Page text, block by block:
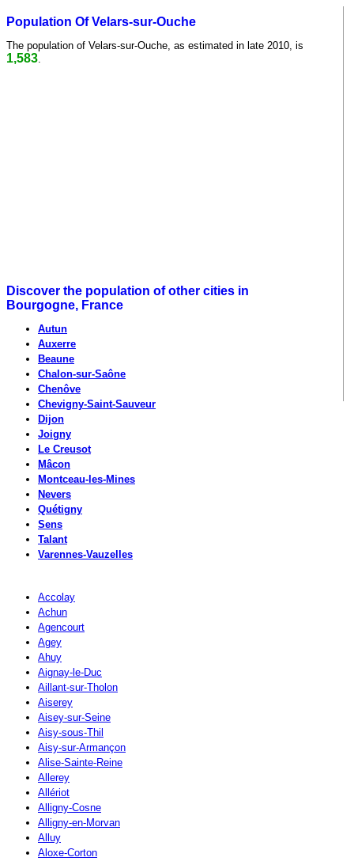
Population Of Velars-sur-Ouche
The population of Velars-sur-Ouche, as estimated in late 2010, is
1,583
Discover the population of other cities in
Bourgogne, France
Autun
Auxerre
Beaune
Chalon-sur-Saône
Chenôve
Chevigny-Saint-Sauveur
Dijon
Joigny
Le Creusot
Mâcon
Montceau-les-Mines
Nevers
Quétigny
Sens
Talant
Varennes-Vauzelles
Accolay
Achun
Agencourt
Agey
Ahuy
Aignay-le-Duc
Aillant-sur-Tholon
Aiserey
Aisey-sur-Seine
Aisy-sous-Thil
Aisy-sur-Armançon
Alise-Sainte-Reine
Allerey
Allériot
Alligny-Cosne
Alligny-en-Morvan
Alluy
Aloxe-Corton